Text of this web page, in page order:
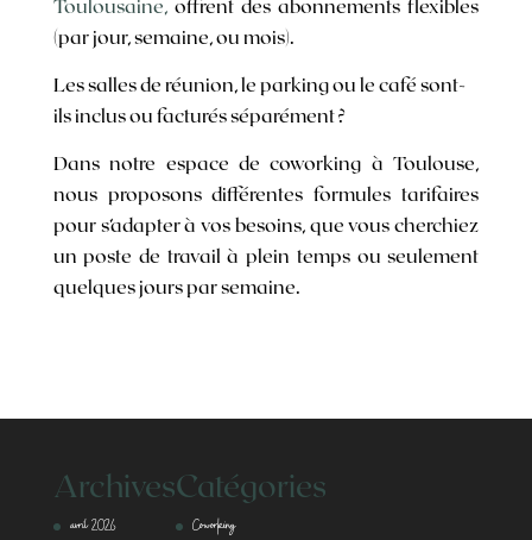
Toulousaine,offrent des abonnements flexibles
(par jour, semaine, ou mois).
Les salles de réunion, le parking ou le café sont-
ils inclus ou facturés séparément ?
Dans notre espace de coworking à Toulouse,
nous proposons différentes formules tarifaires
pour s’adapter à vos besoins, que vous cherchiez
un poste de travail à plein temps ou seulement
quelques jours par semaine.
Archives
avril 2026
Catégories
Coworking